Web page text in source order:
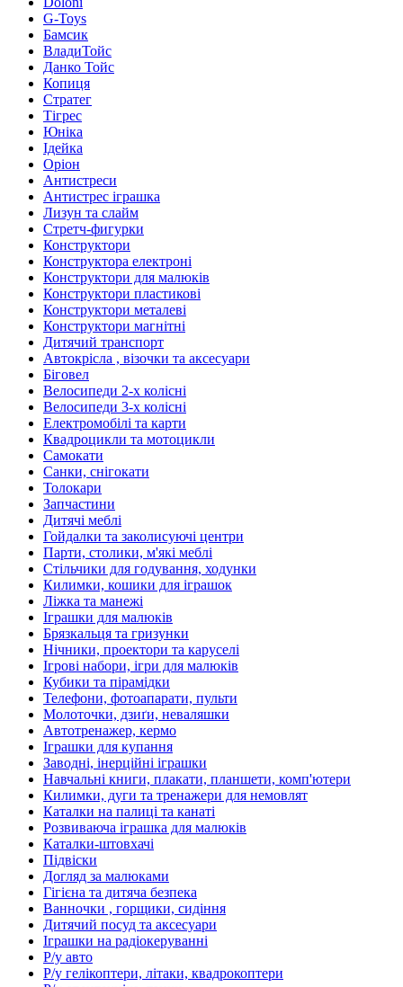
G-Toys
Бамсик
ВладиТойс
Данко Тойс
Копиця
Стратег
Тігрес
Юніка
Ідейка
Оріон
Антистреси
Антистрес іграшка
Лизун та слайм
Стретч-фигурки
Конструктори
Конструктора електроні
Конструктори для малюків
Конструктори пластикові
Конструктори металеві
Конструктори магнітні
Дитячий транспорт
Автокрісла , візочки та аксесуари
Біговел
Велосипеди 2-х колісні
Велосипеди 3-х колісні
Електромобілі та карти
Квадроцикли та мотоцикли
Самокати
Санки, снігокати
Толокари
Запчастини
Дитячі меблі
Гойдалки та заколисуючі центри
Парти, столики, м'які меблі
Стільчики для годування, ходунки
Килимки, кошики для іграшок
Ліжка та манежі
Іграшки для малюків
Брязкальця та гризунки
Нічники, проектори та каруселі
Ігрові набори, ігри для малюків
Кубики та пірамідки
Телефони, фотоапарати, пульти
Молоточки, дзиґи, неваляшки
Автотренажер, кермо
Іграшки для купання
Заводні, інерційні іграшки
Навчальні книги, плакати, планшети, комп'ютери
Килимки, дуги та тренажери для немовлят
Каталки на палиці та канаті
Розвиваюча іграшка для малюків
Каталки-штовхачі
Підвіски
Догляд за малюками
Гігієна та дитяча безпека
Ванночки , горщики, сидіння
Дитячий посуд та аксесуари
Іграшки на радіокеруванні
Р/у авто
Р/у гелікоптери, літаки, квадрокоптери